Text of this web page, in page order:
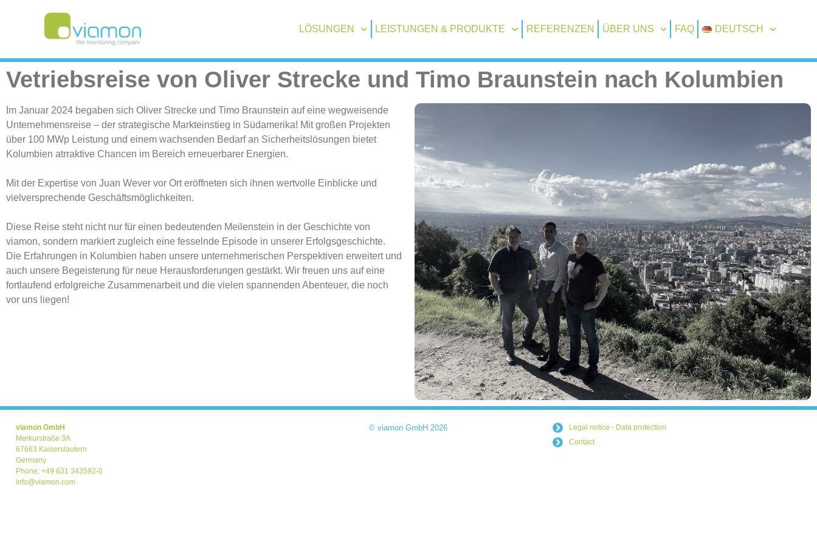
LÖSUNGEN LEISTUNGEN & PRODUKTE REFERENZEN ÜBER UNS FAQ DEUTSCH
Vetriebsreise von Oliver Strecke und Timo Braunstein nach Kolumbien
Im Januar 2024 begaben sich Oliver Strecke und Timo Braunstein auf eine wegweisende
Unternehmensreise – der strategische Markteinstieg in Südamerika! Mit großen Projekten
über 100 MWp Leistung und einem wachsenden Bedarf an Sicherheitslösungen bietet
Kolumbien atrraktive Chancen im Bereich erneuerbarer Energien.
Mit der Expertise von Juan Wever vor Ort eröffneten sich ihnen wertvolle Einblicke und
vielversprechende Geschäftsmöglichkeiten.
Diese Reise steht nicht nur für einen bedeutenden Meilenstein in der Geschichte von
viamon, sondern markiert zugleich eine fesselnde Episode in unserer Erfolgsgeschichte.
Die Erfahrungen in Kolumbien haben unsere unternehmerischen Perspektiven erweitert und
auch unsere Begeisterung für neue Herausforderungen gestärkt. Wir freuen uns auf eine
fortlaufend erfolgreiche Zusammenarbeit und die vielen spannenden Abenteuer, die noch
vor uns liegen!
viamon GmbH
Merkurstraße 3A
67663 Kaiserslautern
Germany
Phone: +49 631 343592-0
info@viamon.com
© viamon GmbH 2026
Legal notice - Data protection
Contact